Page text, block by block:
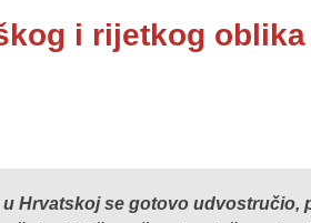
i rijetkog
Hrvatskoj se gotovo udvostručio,